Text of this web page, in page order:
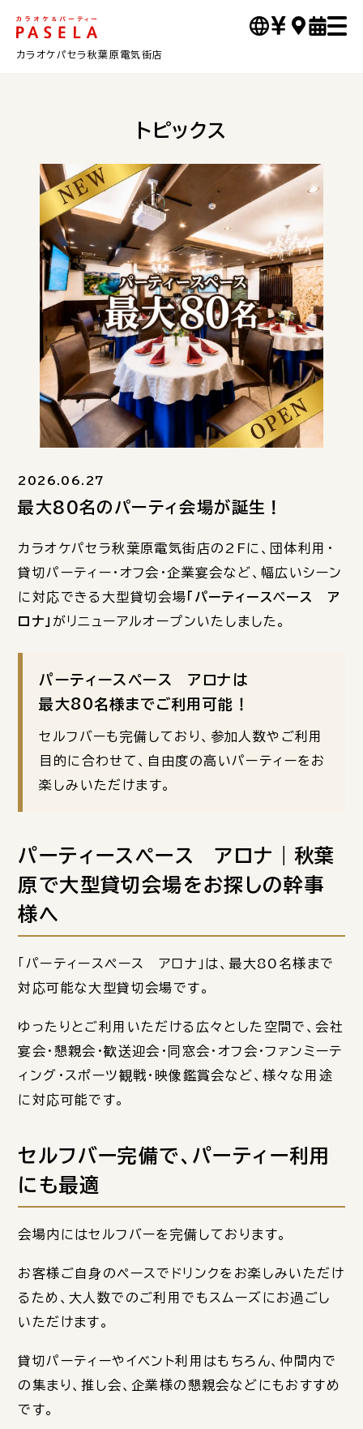
カラオケパセラ秋葉原電気街店
トピックス
2026.06.27
最大80名のパーティ会場が誕生！
カラオケパセラ秋葉原電気街店の2Fに、団体利用・
貸切パーティー・オフ会・企業宴会など、幅広いシーン
に対応できる大型貸切会場 「パーティースペース ア
ロナ」 がリニューアルオープンいたしました。
パーティースペース アロナは
最大80名様までご利用可能！
セルフバーも完備しており、参加人数やご利用
目的に合わせて、自由度の高いパーティーをお
楽しみいただけます。
パーティースペース アロナ｜秋葉
原で大型貸切会場をお探しの幹事
様へ
「パーティースペース アロナ」は、最大80名様まで
対応可能な大型貸切会場です。
ゆったりとご利用いただける広々とした空間で、会社
宴会・懇親会・歓送迎会・同窓会・オフ会・ファンミーテ
ィング・スポーツ観戦・映像鑑賞会など、様々な用途
に対応可能です。
セルフバー完備で、パーティー利用
にも最適
会場内にはセルフバーを完備しております。
お客様ご自身のペースでドリンクをお楽しみいただけ
るため、大人数でのご利用でもスムーズにお過ごし
いただけます。
貸切パーティーやイベント利用はもちろん、仲間内で
の集まり、推し会、企業様の懇親会などにもおすすめ
です。